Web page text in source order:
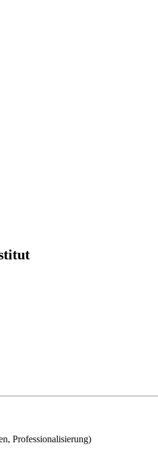
Professionalisierung)